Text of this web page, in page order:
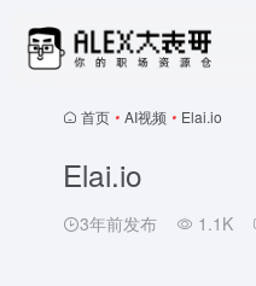
首页 • AI视频 • Elai.io
Elai.io
3年前发布 1.1K